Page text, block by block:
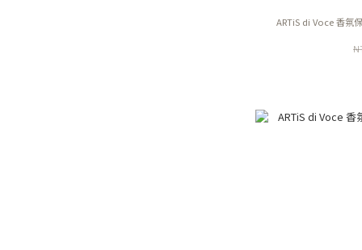
ARTiS di Voce 香氛